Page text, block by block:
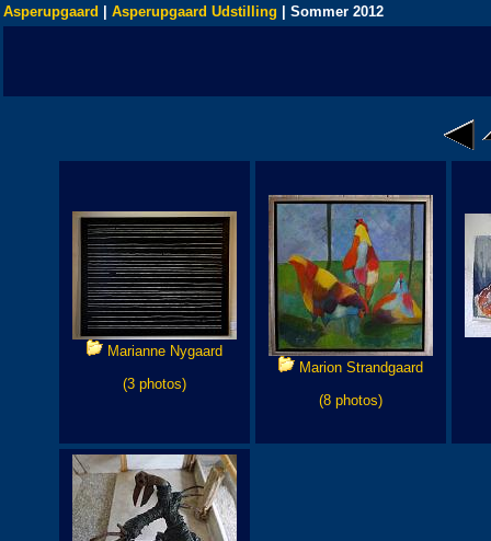
Asperupgaard Asperupgaard Udstilling | Sommer 2012
Marianne Nygaard
(3 photos)
Marion Strandgaard
(8 photos)